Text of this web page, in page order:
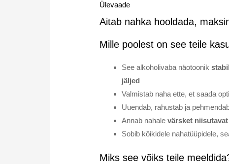
Ülevaade
Aitab nahka hooldada,
Mille poolest on see teile
See alkoholivaba näotoonik
jäljed
Valmistab naha ette, et saada
Uuendab, rahustab ja
Annab nahalevärsket niisutavat
Sobib kõikidele nahatüüpidele,
Miks see võiks teile